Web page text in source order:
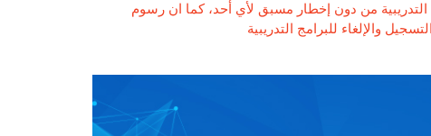
من دون إخطار مسبق لأي أحد، كما ان رسوم
والإلغاء للبرامج التدريبية